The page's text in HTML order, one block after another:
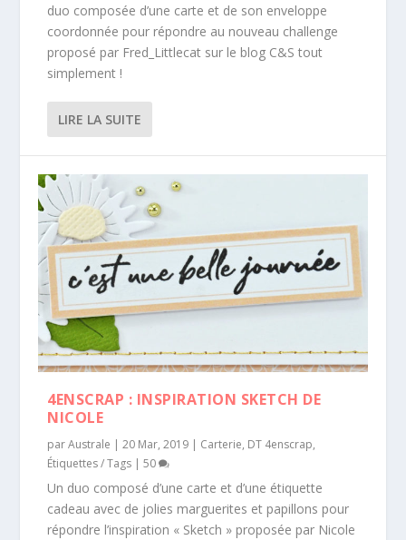
duo composée d’une carte et de son enveloppe
coordonnée pour répondre au nouveau challenge
proposé par Fred_Littlecat sur le blog C&S tout
simplement !
LIRE LA SUITE
4ENSCRAP : INSPIRATION SKETCH DE
NICOLE
parAustrale |20 Mar, 2019 | Carterie, DT 4enscrap,
Étiquettes / Tags |50
Un duo composé d’une carte et d’une étiquette
cadeau avec de jolies marguerites et papillons pour
répondre l’inspiration « Sketch » proposée par Nicole